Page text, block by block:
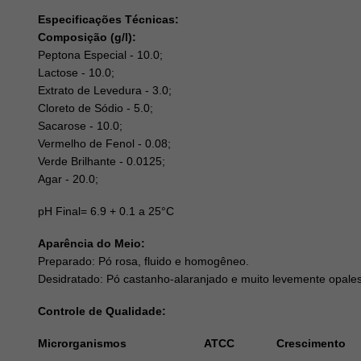
Especificações Técnicas:
Composição (g/l):
Peptona Especial - 10.0;
Lactose - 10.0;
Extrato de Levedura - 3.0;
Cloreto de Sódio - 5.0;
Sacarose - 10.0;
Vermelho de Fenol - 0.08;
Verde Brilhante - 0.0125;
Agar - 20.0;
pH Final= 6.9 + 0.1 a 25°C
Aparência do Meio:
Preparado: Pó rosa, fluido e homogêneo.
Desidratado: Pó castanho-alaranjado e muito levemente
Controle de Qualidade:
Microrganismos ATCC Crescimento